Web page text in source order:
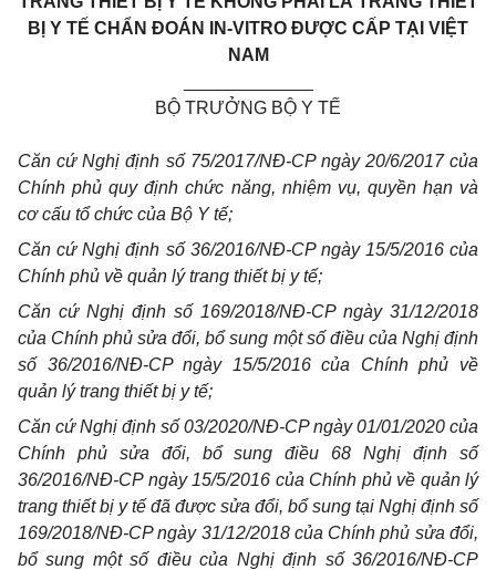
BỊ Y TẾ CHẨN ĐOÁN IN-VITRO ĐƯỢC CẤP TẠI VIỆT
NAM
BỘ TRƯỞNG BỘ Y TẾ
Căn cứ Nghị định số 75/2017/NĐ-CP ngày 20/6/2017 của
Chính phủ quy định chức năng, nhiệm vụ, quyền hạn và
cơ cấu tổ chức của Bộ Y tế;
Căn cứ Nghị định số 36/2016/NĐ-CP ngày 15/5/2016 của
Chính phủ về quản lý trang thiết bị ytế;
Căn cứ Nghị định số 169/2018/NĐ-CP ngày 31/12/2018
của Chính phủ sửa đổi, bổ sung một số điều của Nghị định
số 36/2016/NĐ-CP ngày 15/5/2016 của Chính phủ về
quản lý trang thiết bị y tế;
Căn cứ Nghị định số 03/2020/NĐ-CP ngày 01/01/2020 của
Chính phủ sửa đổi, bổ sung điều 68 Nghị định số
36/2016/NĐ-CP ngày 15/5/2016 của Chính phủ về quản lý
trang thiết bị y tế đã được sửa đổi, bổ sung tại Nghị định số
169/2018/NĐ-CP ngày 31/12/2018 của Chính phủ sửa đổi,
bổ sung một số điềucủa Nghị định số 36/2016/NĐ-CP